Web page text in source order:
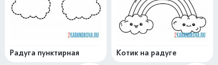
Радуга пунктирная Котик на радуге